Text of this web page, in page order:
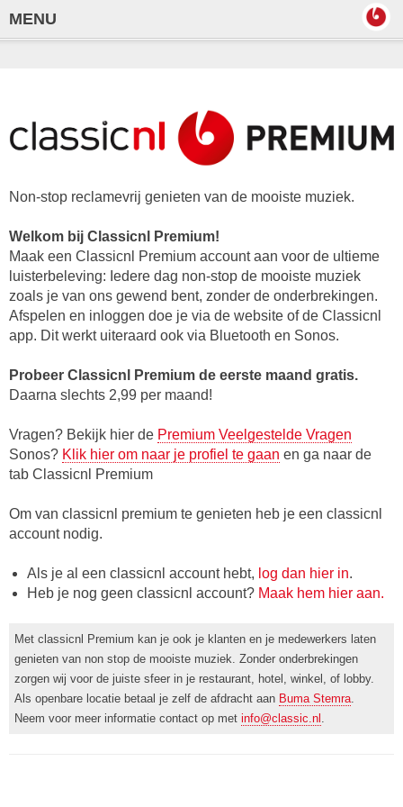
MENU
Non-stop reclamevrij genieten van de mooiste muziek.
Welkom bij Classicnl Premium!
Maak een Classicnl Premium account aan voor de ultieme
luisterbeleving: Iedere dag non-stop de mooiste muziek
zoals je van ons gewend bent, zonder de onderbrekingen.
Afspelen en inloggen doe je via de website of de Classicnl
app. Dit werkt uiteraard ook via Bluetooth en Sonos.
Probeer Classicnl Premium de eerste maand gratis.
Daarna slechts 2,99 per maand!
Vragen? Bekijk hier de Premium Veelgestelde Vragen
Sonos? Klik hier om naar je profiel te gaan en ga naar de
tab Classicnl Premium
Om van classicnl premium te genieten heb je een classicnl
account nodig.
Als je al een classicnl account hebt, log dan hier in.
Heb je nog geen classicnl account? Maak hem hier aan.
Met classicnl Premium kan je ook je klanten en je medewerkers laten
genieten van non stop de mooiste muziek. Zonder onderbrekingen
zorgen wij voor de juiste sfeer in je restaurant, hotel, winkel, of lobby.
Als openbare locatie betaal je zelf de afdracht aan Buma Stemra
Neem voor meer informatie contact op metinfo@classic.nl